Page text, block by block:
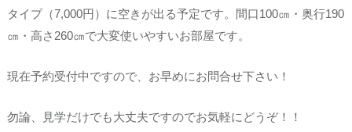
タイプ（7,000円）に空きが出る予定です。間口100㎝・奥行190
㎝・高さ260㎝で大変使いやすいお部屋です。
現在予約受付中ですので、お早めにお問合せ下さい！
勿論、見学だけでも大丈夫ですのでお気軽にどうぞ！！